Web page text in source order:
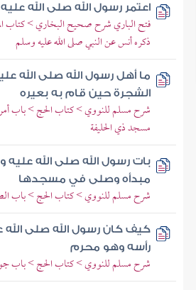
اعتمر رسول الله صلى الله
فتح الباري شرح صحيح البخاري > كتاب
ذكره أنس عن النبي صلى الله عليه وسلم
ما أهل رسول الله صلى الله
الشجرة حين قام به بعيره
شرح مسلم للنووي > كتاب الحج > باب أمر
مسجد ذي الحليفة
بات رسول الله صلى الله
مبدأه وصلى في مسجدها
شرح مسلم للنووي > كتاب الحج > باب
كيف كان رسول الله صلى
رأسه وهو محرم
شرح مسلم للنووي > كتاب الحج > باب